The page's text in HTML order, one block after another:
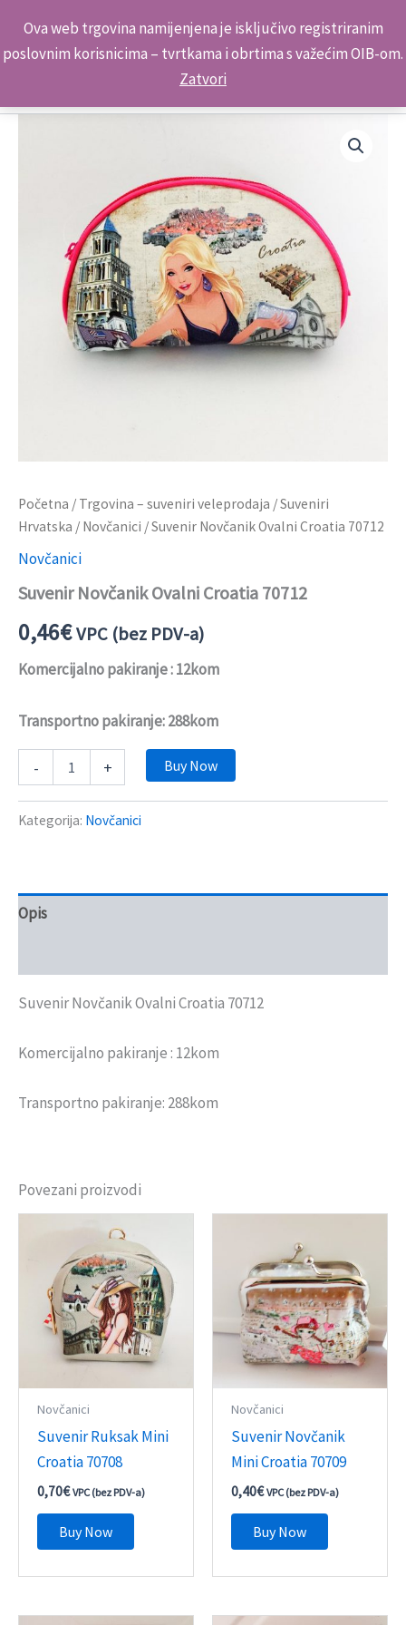
Ova web trgovina namijenjena je isključivo registriranim
poslovnim korisnicima – tvrtkama i obrtima s važećim OIB-om.
Zatvori
content
Kontakt telefon: +385 98 179 3891
Početna / Trgovina – suveniri veleprodaja /Suveniri
Hrvatska / Novčanici / Suvenir Novčanik Ovalni Croatia 70712
Novčanici
Suvenir Novčanik Ovalni Croatia 70712
0,46€VPC (bez PDV-a)
Komercijalno pakiranje : 12kom
Transportno pakiranje: 288kom
- + Buy Now
Kategorija: Novčanici
Opis
Suvenir Novčanik Ovalni Croatia 70712
Komercijalno pakiranje : 12kom
Transportno pakiranje: 288kom
Povezani proizvodi
Novčanici
Suvenir Ruksak Mini
Croatia 70708
0,70€ VPC (bez PDV-a)
Buy Now
Novčanici
Suvenir Novčanik
Mini Croatia 70709
0,40€ VPC (bez PDV-a)
Buy Now